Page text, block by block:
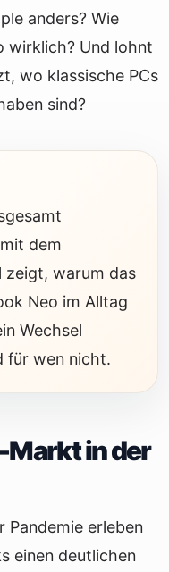
anders? Wie
wirklich? Und lohnt
wo klassische PCs
sind?
dem
zeigt, warum das
Neo im Alltag
Wechsel
für wen nicht.
Markt in der
Pandemie erleben
einen deutlichen